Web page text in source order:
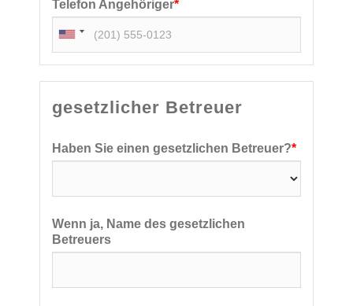
Telefon Angehöriger*
gesetzlicher Betreuer
Haben Sie einen gesetzlichen Betreuer?*
Wenn ja, Name des gesetzlichen
Betreuers